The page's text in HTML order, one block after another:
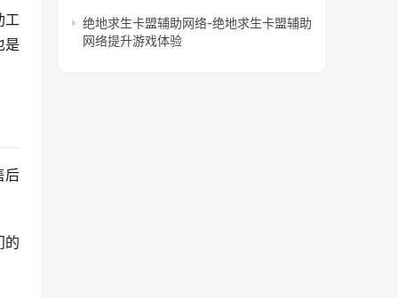
工
是
后
的
绝地求生卡盟辅助网络-绝地求生卡盟辅助
网络提升游戏体验